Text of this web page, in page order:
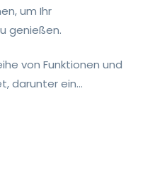
um Ihr
genießen.
von Funktionen und
darunter ein...